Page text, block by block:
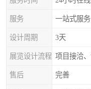
服务 一站式服务
设计周期 3天
展览设计流程
售后 完善